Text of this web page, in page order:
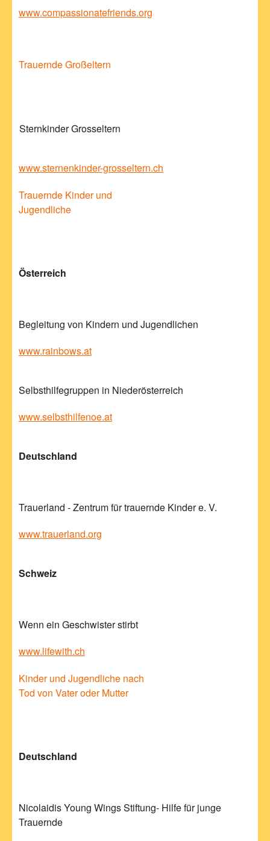
www.compassionatefriends.org
Trauernde Großeltern
Sternkinder Grosseltern
www.sternenkinder-grosseltern.ch
Trauernde Kinder und
Jugendliche
Österreich
Begleitung von Kindern und Jugendlichen
www.rainbows.at
Selbsthilfegruppen in Niederösterreich
www.selbsthilfenoe.at
Deutschland
Trauerland - Zentrum für trauernde Kinder e. V.
www.trauerland.org
Schweiz
Wenn ein Geschwister stirbt
www.lifewith.ch
Kinder und Jugendliche nach
Tod von Vater oder Mutter
Deutschland
Nicolaidis Young Wings Stiftung- Hilfe für junge
Trauernde